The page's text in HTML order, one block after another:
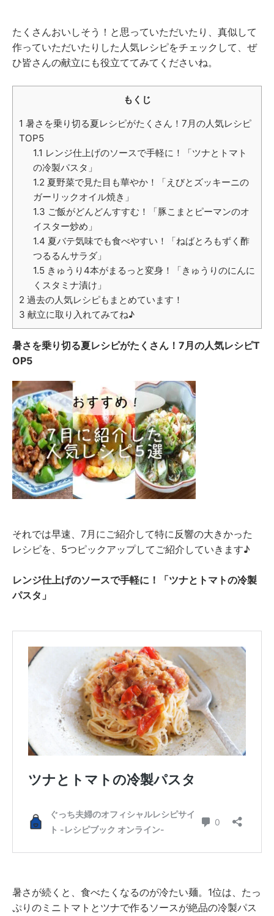
たくさんおいしそう！と思っていただいたり、真似して
作っていただいたりした人気レシピをチェックして、ぜ
ひ皆さんの献立にも役立ててみてくださいね。
もくじ
1 暑さを乗り切る夏レシピがたくさん！7月の人気レシピ
TOP5
1.1 レンジ仕上げのソースで手軽に！「ツナとトマト
の冷製パスタ」
1.2 夏野菜で見た目も華やか！「えびとズッキーニの
ガーリックオイル焼き」
1.3 ご飯がどんどんすすむ！「豚こまとピーマンのオ
イスター炒め」
1.4 夏バテ気味でも食べやすい！「ねばとろもずく酢
つるるんサラダ」
1.5きゅうり4本がまるっと変身！「きゅうりのにんに
くスタミナ漬け」
2 過去の人気レシピもまとめています！
3 献立に取り入れてみてね♪
暑さを乗り切る夏レシピがたくさん！7月の人気レシピT
OP5
それでは早速、7月にご紹介して特に反響の大きかった
レシピを、5つピックアップしてご紹介していきます♪
レンジ仕上げのソースで手軽に！「ツナとトマトの冷製
パスタ」
暑さが続くと、食べたくなるのが冷たい麺。1位は、たっ
ぷりのミニトマトとツナで作るソースが絶品の冷製パス